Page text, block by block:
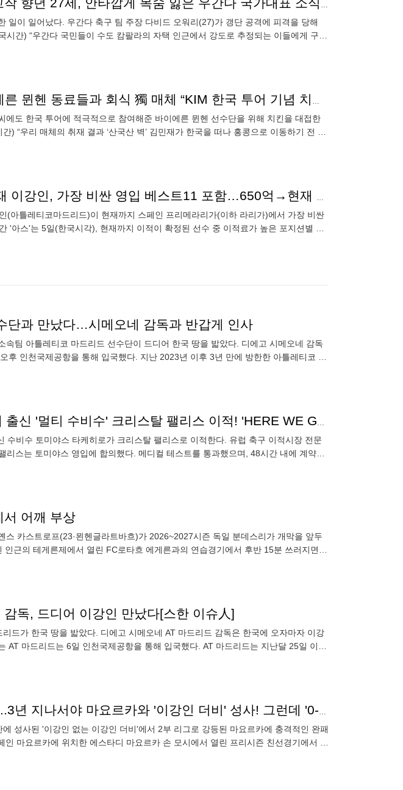
갱단 공격에 구타당해 사망…고작 향년 27세, 안타깝게 목숨 잃은 우간다 국가대표 소식에 ‘분노 일파만파’
일이 일어났다. 우간다 축구 팀 주장 다비드 오워리(27)가 갱단 공격에 피격을 당해
시간) “우간다 국민들이 수도 캄팔라의 자택 인근에서 강도로 추정되는 이들에게 구타
‘국민 음식 대접’ 김민재, 바이에른 뮌헨 동료들과 회식 獨 매체 “KIM 한국 투어 기념 치킨 쐈다”
에도 한국 투어에 적극적으로 참여해준 바이에른 뮌헨 선수단을 위해 치킨을 대접한
) “우리 매체의 취재 결과 ‘산국산 벽’ 김민재가 한국을 떠나 홍콩으로 이동하기 전 제
"라리가, 내가 돌아왔다" 韓 천재 이강인, 가장 비싼 영입 베스트11 포함…650억→현재 4위(스페인 매체)
(아틀레티코마드리드)이 현재까지 스페인 프리메라리가(이하 라리가)에서 가장 비싼
'아스'는 5일(한국시각), 현재까지 이적이 확정된 선수 중 이적료가 높은 포지션별 11
단과 만났다…시메오네 감독과 반갑게 인사
속팀 아틀레티코 마드리드 선수단이 드디어 한국 땅을 밟았다. 디에고 시메오네 감독
후 인천국제공항을 통해 입국했다. 지난 2023년 이후 3년 만에 방한한 아틀레티코 마
日 축구 역대급 승승장구...국대 출신 '멀티 수비수' 크리스탈 팰리스 이적! 'HERE WE GO' FA 계약 체결, 1년 만에 EPL 복귀
수비수 토미야스 타케히로가 크리스탈 팰리스로 이적한다. 유럽 축구 이적시장 전문
스는 토미야스 영입에 합의했다. 메디컬 테스트를 통과했으며, 48시간 내에 계약서
서 어깨 부상
스 카스트로프(23·묀헨글라트바흐)가 2026~2027시즌 독일 분데스리가 개막을 앞두
근의 테게른제에서 열린 FC로타흐 에게른과의 연습경기에서 후반 15분 쓰러지면서
독, 드디어 이강인 만났다[스한 이슈人]
드가 한국 땅을 밟았다. 디에고 시메오네 AT 마드리드 감독은 한국에 오자마자 이강
AT 마드리드는 6일 인천국제공항을 통해 입국했다. AT 마드리드는 지난달 25일 이강
이강인 떠난 PSG 이게 뭔가요...3년 지나서야 마요르카와 '이강인 더비' 성사! 그런데 '0-3 완패' 굴욕
성사된 '이강인 없는 이강인 더비'에서 2부 리그로 강등된 마요르카에 충격적인 완패
마요르카에 위치한 에스타디 마요르카 손 모시에서 열린 프리시즌 친선경기에서 레